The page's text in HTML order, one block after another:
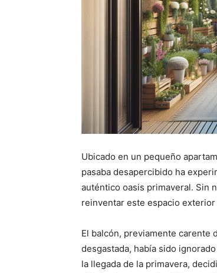
Ubicado en un pequeño
pasaba desapercibido ha
auténtico oasis primaveral. Sin
reinventar este espacio
El balcón, previamente carente
desgastada, había sido
la llegada de la primavera,